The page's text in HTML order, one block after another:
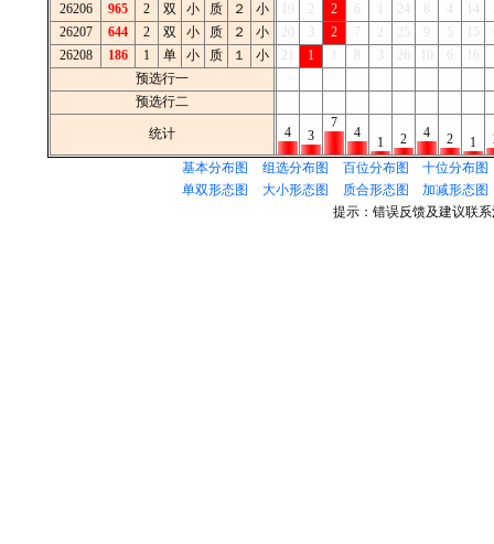
26206
965 2 双 小 质 ２ 小 2 2 24 4 14
26207
644 2 双 小 质 ２ 小 20 2 7 2 25 5 15
26208
186 1 单 小 质 １ 小 21 1 26
预选行一
预选行二
统计 4 3
7
4
1 2 4 2 1
基本分布图
组选分布图 百位分布图
十位分布图
单双形态图
大小形态图 质合形态图
加减形态图
提示：错误反馈及建议联系